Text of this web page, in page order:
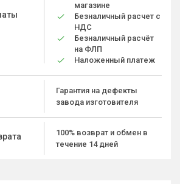
магазине
Безналичный расчет с
НДС
Безналичный расчёт
на ФЛП
Наложенный платеж
Гарантия на дефекты
завода изготовителя
100% возврат и обмен в
течение 14 дней